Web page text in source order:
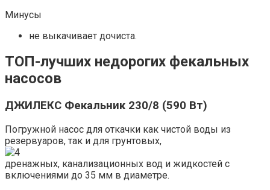
Минусы
не выкачивает дочиста.
ТОП-лучших недорогих фекальных
насосов
ДЖИЛЕКС Фекальник 230/8 (590 Вт)
Погружной насос для откачки как чистой воды из
резервуаров, так и для грунтовых,
дренажных, канализационных вод и жидкостей с
включениями до 35 мм в диаметре.